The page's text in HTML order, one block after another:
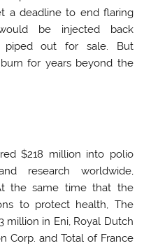
a deadline to end flaring
be injected back
piped out for sale. But
for years beyond the
$218 million into polio
research worldwide,
the same time that the
to protect health, The
million in Eni, Royal Dutch
Corp. and Total of France